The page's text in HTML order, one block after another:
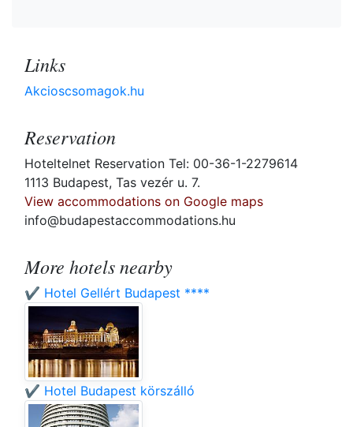
Links
Akcioscsomagok.hu
Reservation
Hoteltelnet Reservation Tel: 00-36-1-2279614
1113 Budapest, Tas vezér u. 7.
View accommodations on Google maps
info@budapestaccommodations.hu
More hotels nearby
✔️ Hotel Gellért Budapest ****
✔️ Hotel Budapest körszálló